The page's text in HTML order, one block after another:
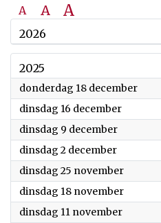
A A A
2026
2025
donderdag 18 december2025
dinsdag 16 december2025
dinsdag 9 december2025
dinsdag 2 december2025
dinsdag 25 november2025
dinsdag 18 november2025
dinsdag 11 november2025